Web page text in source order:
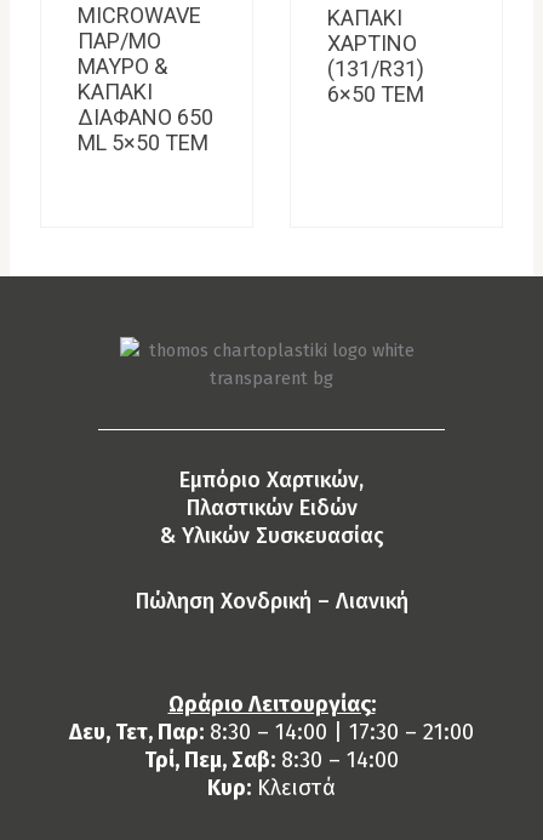
MICROWAVE
ΠΑΡ/ΜΟ
ΜΑΥΡΟ &
ΚΑΠΑΚΙ
ΔΙΑΦΑΝΟ 650
ML 5×50 TEM
ΚΑΠΑΚΙ
ΧΑΡΤΙΝΟ
(131/R31)
6×50 TEM
Eμπόριο Χαρτικών,
Πλαστικών Ειδών
& Yλικών Συσκευασίας
Πώληση Χονδρική – Λιανική
Ωράριο Λειτουργίας:
Δευ, Τετ, Παρ: 8:30 – 14:00 | 17:30 – 21:00
Τρί, Πεμ, Σαβ: 8:30 – 14:00
Κυρ: Κλειστά